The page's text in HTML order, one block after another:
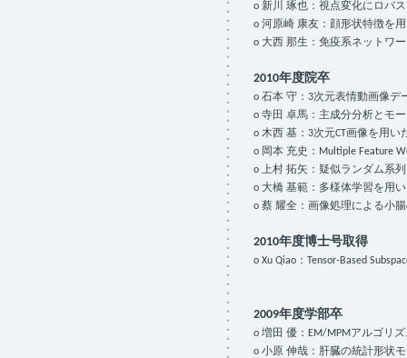
o 新川 琢也：視点変化にロバス
o 河原崎 康友：顔形状特徴を
o 大西 那生：免疫系ネットワ
2010年度院卒
o 石本 守：3次元表情動画像デ
o 寺田 卓馬：主成分分析とモ
o 木西 基：3次元CT画像を用
o 岡本 充史：Multiple Feature
o 上村 拓矢：疑似ランダム系
o 大橋 基範：多様体学習を用
o 蔡 耀全：画像処理による小
2010年度博士号取得
o Xu Qiao：Tensor-Based
2009年度学部卒
o 増田 優：EM/MPMアルゴリ
o 小原 伸哉：肝臓の統計形状